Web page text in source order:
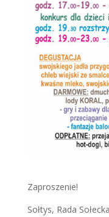
Zaproszenie!
Sołtys, Rada